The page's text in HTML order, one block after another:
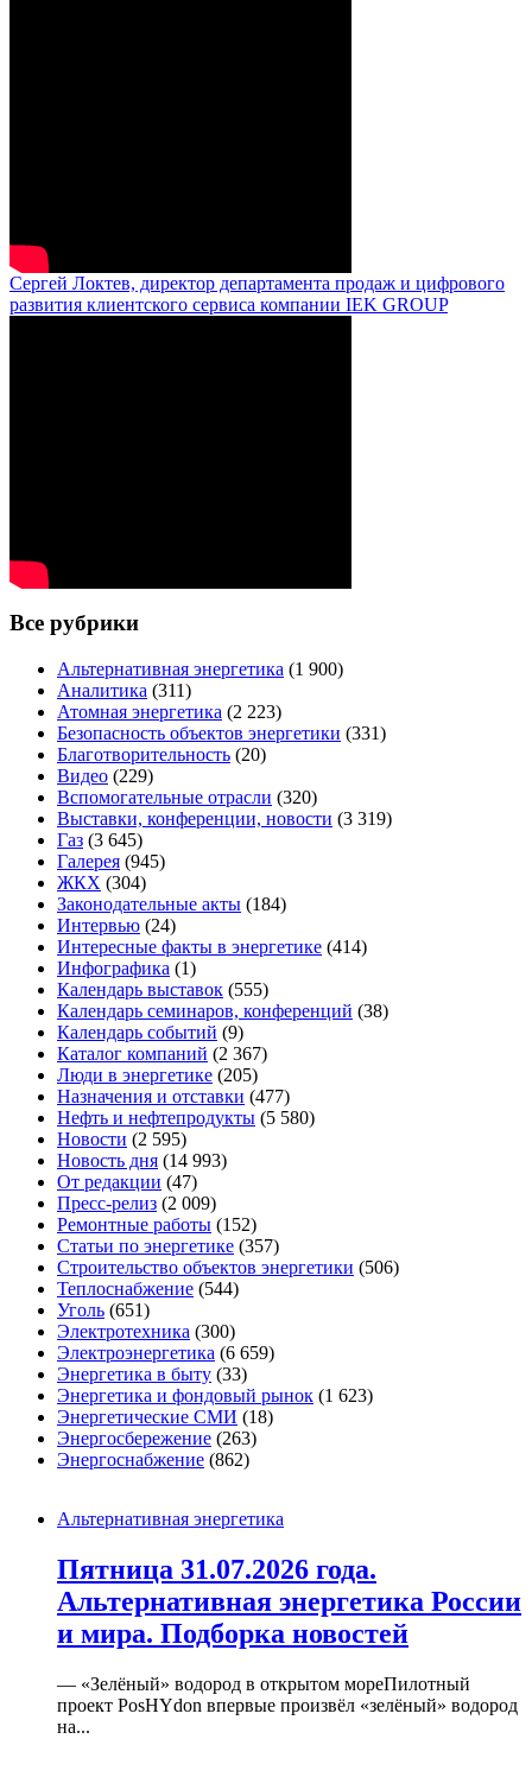
Сергей Локтев, директор департамента продаж и цифрового
развития клиентского сервиса компании IEK GROUP
Все рубрики
Альтернативная энергетика (1 900)
Аналитика (311)
Атомная энергетика (2 223)
Безопасность объектов энергетики (331)
Благотворительность (20)
Видео (229)
Вспомогательные отрасли (320)
Выставки, конференции, новости (3 319)
Газ (3 645)
Галерея (945)
ЖКХ (304)
Законодательные акты (184)
Интервью (24)
Интересные факты в энергетике (414)
Инфографика (1)
Календарь выставок (555)
Календарь семинаров, конференций (38)
Календарь событий (9)
Каталог компаний (2 367)
Люди в энергетике (205)
Назначения и отставки (477)
Нефть и нефтепродукты (5 580)
Новости (2 595)
Новость дня (14 993)
От редакции (47)
Пресс-релиз (2 009)
Ремонтные работы (152)
Статьи по энергетике (357)
Строительство объектов энергетики (506)
Теплоснабжение (544)
Уголь (651)
Электротехника (300)
Электроэнергетика (6 659)
Энергетика в быту (33)
Энергетика и фондовый рынок (1 623)
Энергетические СМИ (18)
Энергосбережение (263)
Энергоснабжение (862)
Альтернативная энергетика
Пятница 31.07.2026 года.
Альтернативная энергетика России
и мира. Подборка новостей
— «Зелёный» водород в открытом мореПилотный
проект PosHYdon впервые произвёл «зелёный» водород
на...